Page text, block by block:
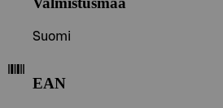
Suomi
EAN